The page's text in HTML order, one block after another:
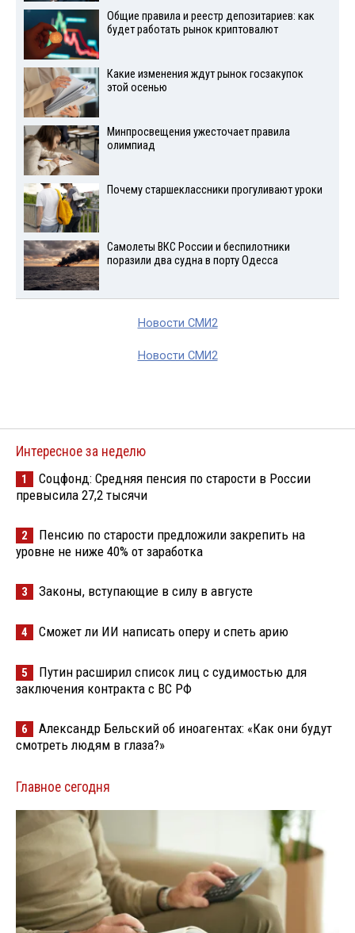
Общие правила и реестр депозитариев: как
будет работать рынок криптовалют
Какие изменения ждут рынок госзакупок
этой осенью
Минпросвещения ужесточает правила
олимпиад
Почему старшеклассники прогуливают уроки
Самолеты ВКС России и беспилотники
поразили два судна в порту Одесса
Новости СМИ2
Новости СМИ2
Интересное за неделю
1
Соцфонд: Средняя пенсия по старости в России
превысила 27,2 тысячи
2
Пенсию по старости предложили закрепить на
уровне не ниже 40% от заработка
3 Законы, вступающие в силу в августе
4 Сможет ли ИИ написать оперу и спеть арию
5
Путин расширил список лиц с судимостью для
заключения контракта с ВС РФ
6
Александр Бельский об иноагентах: «Как они будут
смотреть людям в глаза?»
Главное сегодня